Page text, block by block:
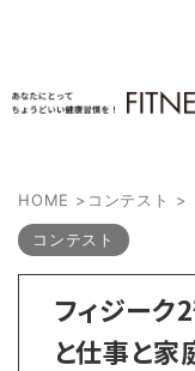
HOME > コンテスト >
コンテスト
フィジーク
と仕事と家